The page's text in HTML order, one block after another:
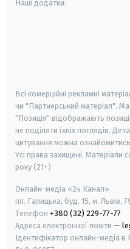
Наші додатки:
Всі комерційні рекламні
чи "Партнерський матеріал".
"Позиція" відображають
не поділяти їхніх поглядів.
цитування можна
Усі права захищені. Матеріали
року (21+)
Онлайн-медіа «24 Канал»
пл. Галицька, буд. 15, м. Львів,
Телефон +380 (32) 229-77-77
Адреса електронної пошти —
Ідентифікатор онлайн-медіа в